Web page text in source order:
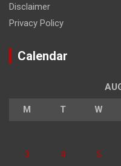
Disclaimer
Privacy Policy
Calendar
M T W
3 4 5